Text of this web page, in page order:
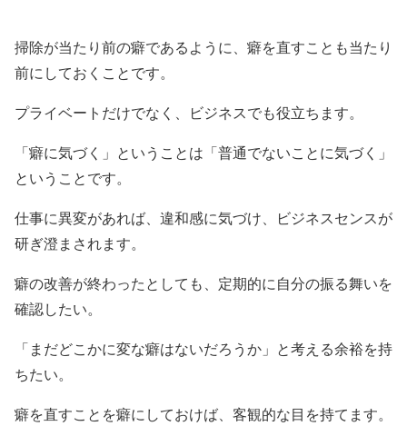
掃除が当たり前の癖であるように、癖を直すことも当たり
前にしておくことです。
プライベートだけでなく、ビジネスでも役立ちます。
「癖に気づく」ということは「普通でないことに気づく」
ということです。
仕事に異変があれば、違和感に気づけ、ビジネスセンスが
研ぎ澄まされます。
癖の改善が終わったとしても、定期的に自分の振る舞いを
確認したい。
「まだどこかに変な癖はないだろうか」と考える余裕を持
ちたい。
癖を直すことを癖にしておけば、客観的な目を持てます。